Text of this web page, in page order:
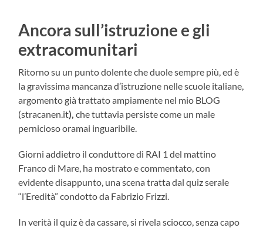
Ancora sull’istruzione e gli
extracomunitari
Ritorno su un punto dolente che duole sempre più, ed è
la gravissima mancanza d’istruzione nelle scuole italiane,
argomento già trattato ampiamente nel mio BLOG
(stracanen.it), che tuttavia persiste come un male
pernicioso oramai inguaribile.
Giorni addietro il conduttore di RAI 1 del mattino
Franco di Mare, ha mostrato e commentato, con
evidente disappunto, una scena tratta dal quiz serale
“l’Eredità” condotto da Fabrizio Frizzi.
In verità il quiz è da cassare, si rivela sciocco, senza capo